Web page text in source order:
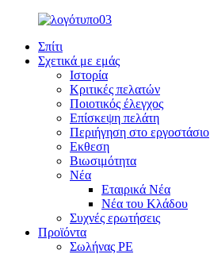
Σπίτι
Σχετικά με εμάς
Ιστορία
Κριτικές πελατών
Ποιοτικός έλεγχος
Επίσκεψη πελάτη
Περιήγηση στο εργοστάσιο
Εκθεση
Βιωσιμότητα
Νέα
Εταιρικά Νέα
Νέα του Κλάδου
Συχνές ερωτήσεις
Προϊόντα
Σωλήνας PE